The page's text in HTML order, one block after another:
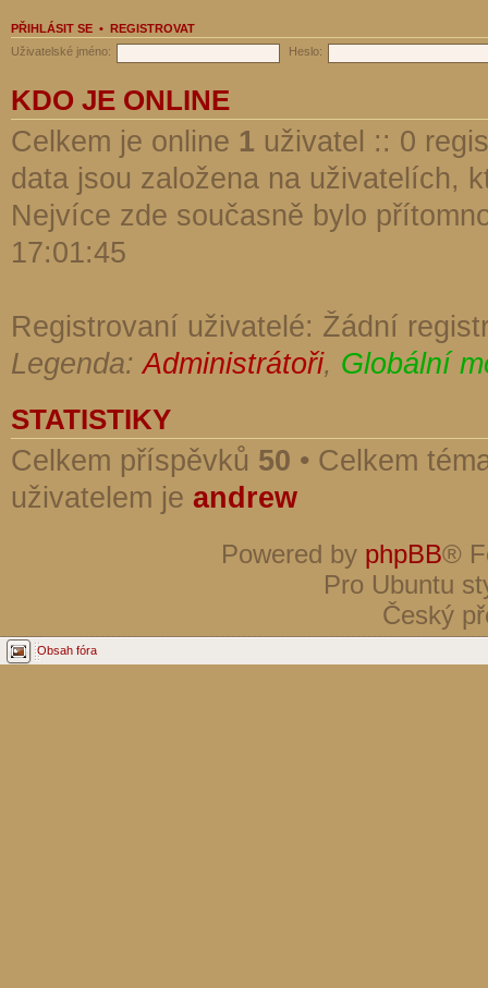
PŘIHLÁSIT SE • REGISTROVAT
Uživatelské jméno:
Heslo:
KDO JE ONLINE
Celkem je online 1 uživatel :: 0
data jsou založena na uživatelích,
Nejvíce zde současně bylo
17:01:45
Registrovaní uživatelé: Žádní
Legenda:Administrátoři, Globální
STATISTIKY
Celkem příspěvků 50 • Celkem
uživatelem je andrew
Powered by phpBB®
Pro Ubuntu
Český
Obsah fóra